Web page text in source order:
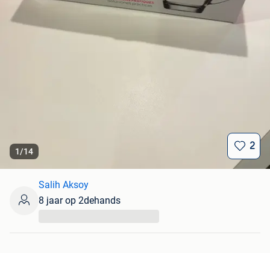
1/14
2
Salih Aksoy
8 jaar op 2dehands